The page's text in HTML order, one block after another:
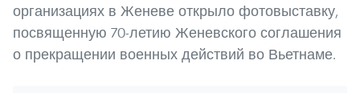
организациях в Женеве открыло фотовыставку,
посвященную 70-летию Женевского соглашения
о прекращении военных действий во Вьетнаме.